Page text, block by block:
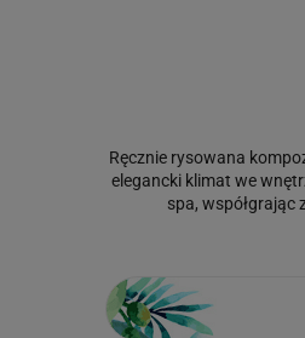
Ręcznie rysowana
elegancki klimat we
spa, współgrając